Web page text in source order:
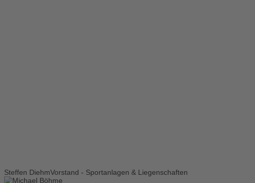
Steffen DiehmVorstand - Sportanlagen & Liegenschaften